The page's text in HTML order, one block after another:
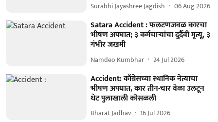
Surabhi Jayashree Jagdish 06 Aug 2026
Satara Accident : फलटणजवळ कारचा
भीषण अपघात; ३ कर्मचाऱ्यांचा दुर्दैवी मृत्यू, ३
गंभीर जखमी
Namdeo Kumbhar 24 Jul 2026
Accident: काँग्रेसच्या स्थानिक नेत्याचा
भीषण अपघात, कार तीन-चार वेळा उलटून
थेट पुलाखाली कोसळली
Bharat Jadhav 16 Jul 2026